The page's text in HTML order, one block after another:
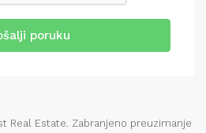
poruku
Real Estate. Zabranjeno preuzimanje